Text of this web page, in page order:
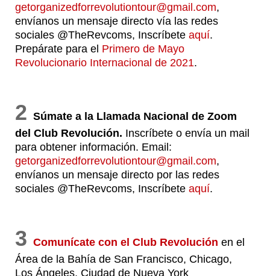
getorganizedforrevolutiontour@gmail.com,
envíanos un mensaje directo vía las redes
sociales @TheRevcoms, Inscríbete aquí.
Prepárate para el Primero de Mayo
Revolucionario Internacional de 2021.
2 Súmate a la Llamada Nacional de Zoom
del Club Revolución. Inscríbete o envía un mail
para obtener información. Email:
getorganizedforrevolutiontour@gmail.com,
envíanos un mensaje directo por las redes
sociales @TheRevcoms, Inscríbete aquí.
3 Comunícate con el Club Revolución en el
Área de la Bahía de San Francisco, Chicago,
Los Ángeles, Ciudad de Nueva York